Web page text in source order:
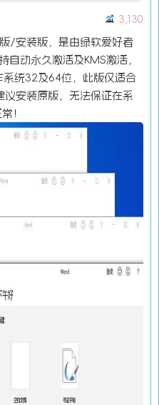
3,130
/安装版，是由绿软爱好者
自动永久激活及KMS激活，
系统32及64位，此版仅适合
安装原版，无法保证在系
！